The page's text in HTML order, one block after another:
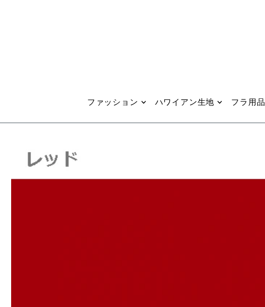
ファッション ハワイアン生地 フラ用品